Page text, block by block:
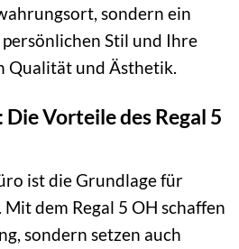
sondern ein
Stil und Ihre
Qualität und Ästhetik.
Vorteile des Regal 5
ist die Grundlage für
dem Regal 5 OH schaffen
sondern setzen auch